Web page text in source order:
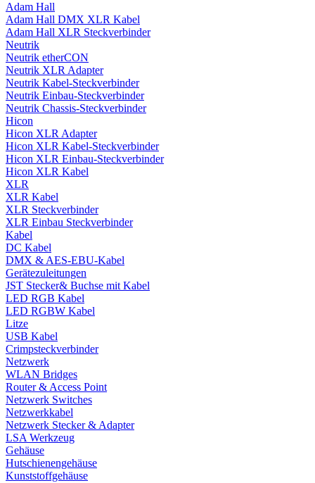
Adam Hall
Adam Hall DMX XLR Kabel
Adam Hall XLR Steckverbinder
Neutrik
Neutrik etherCON
Neutrik XLR Adapter
Neutrik Kabel-Steckverbinder
Neutrik Einbau-Steckverbinder
Neutrik Chassis-Steckverbinder
Hicon
Hicon XLR Adapter
Hicon XLR Kabel-Steckverbinder
Hicon XLR Einbau-Steckverbinder
Hicon XLR Kabel
XLR
XLR Kabel
XLR Steckverbinder
XLR Einbau Steckverbinder
Kabel
DC Kabel
DMX & AES-EBU-Kabel
Gerätezuleitungen
JST Stecker& Buchse mit Kabel
LED RGB Kabel
LED RGBW Kabel
Litze
USB Kabel
Crimpsteckverbinder
Netzwerk
WLAN Bridges
Router & Access Point
Netzwerk Switches
Netzwerkkabel
Netzwerk Stecker & Adapter
LSA Werkzeug
Gehäuse
Hutschienengehäuse
Kunststoffgehäuse